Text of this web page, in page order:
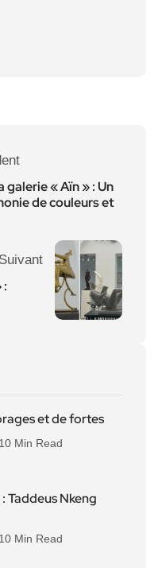
galerie « Aïn » : Un
de couleurs et
:
et de fortes
10 Min Read
Taddeus Nkeng
10 Min Read